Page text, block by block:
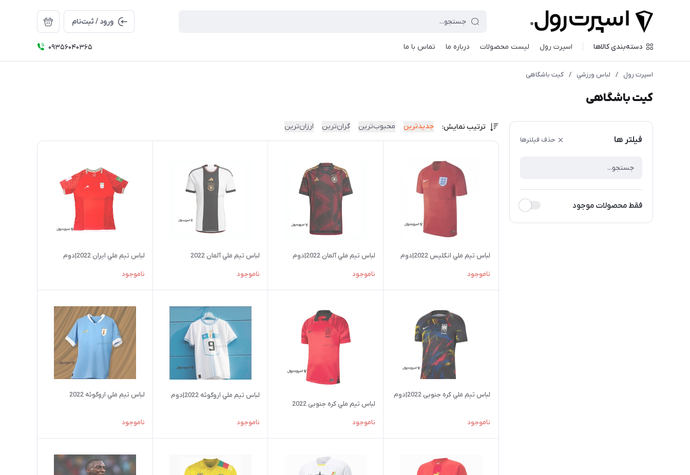
ورود / ثبت‌نام
دسته‌بندی کالاها اسپرت رول لیست محصولات درباره ما تماس با ما 09356040365
اسپرت رول / لباس ورزشي / کیت باشگاهی
کیت باشگاهی
فیلتر ها حذف فیلترها
فقط محصولات موجود
ترتیب نمایش: جدیدترین محبوب‌ترین گران‌ترین ارزان‌ترین
لباس تيم ملي انگلیس 2022|دوم
ناموجود
لباس تيم ملي آلمان 2022|دوم
ناموجود
لباس تيم ملي آلمان 2022
ناموجود
لباس تيم ملي ایران 2022|دوم
ناموجود
لباس تيم ملي کره جنوبی 2022|دوم
ناموجود
لباس تيم ملي کره جنوبی 2022
ناموجود
لباس تيم ملي اروگوئه 2022|دوم
ناموجود
لباس تيم ملي اروگوئه 2022
ناموجود